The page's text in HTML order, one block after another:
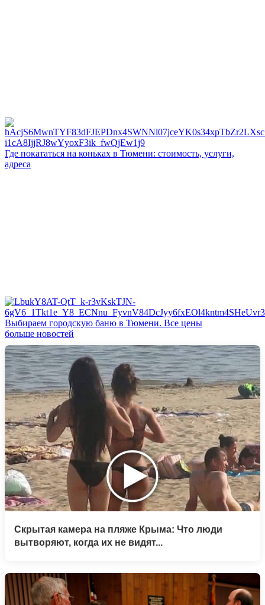
Где покататься на коньках в Тюмени: стоимость, услуги,
адреса
Выбираем городскую баню в Тюмени. Все цены
больше новостей
Скрытая камера на пляже Крыма: Что люди
вытворяют, когда их не видят...